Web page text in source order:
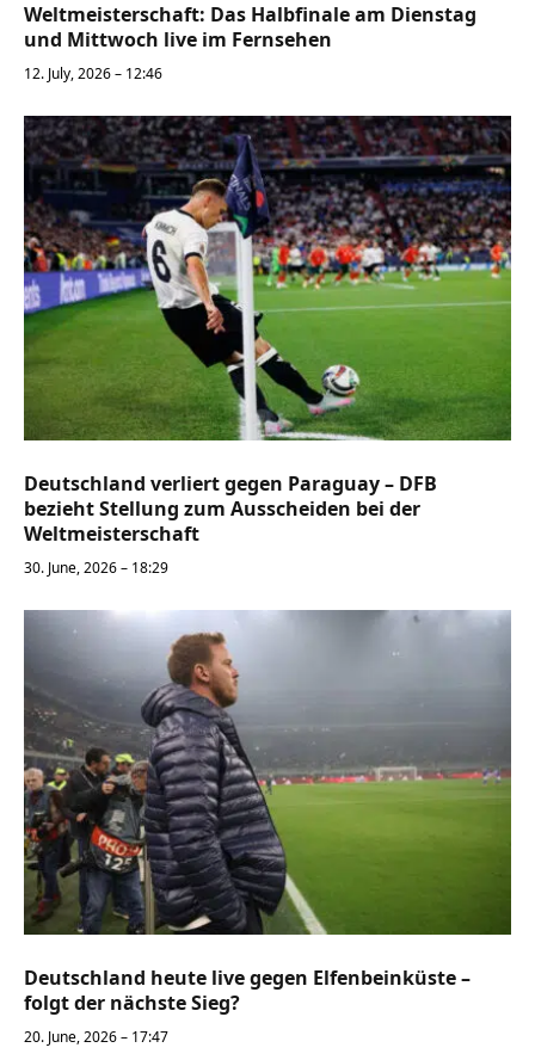
Weltmeisterschaft: Das Halbfinale am Dienstag
und Mittwoch live im Fernsehen
12. July, 2026 – 12:46
Deutschland verliert gegen Paraguay – DFB
bezieht Stellung zum Ausscheiden bei der
Weltmeisterschaft
30. June, 2026 – 18:29
Deutschland heute live gegen Elfenbeinküste –
folgt der nächste Sieg?
20. June, 2026 – 17:47